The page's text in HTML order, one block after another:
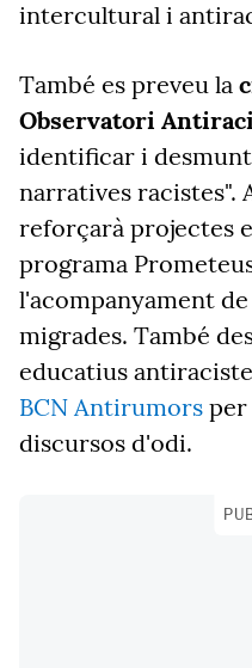
intercultural i
També es preveu la
Observatori
identificar i
narratives racistes".
reforçarà projectes
programa
l'acompanyament
migrades. També
educatius
BCN Antirumors per
discursos d'odi.